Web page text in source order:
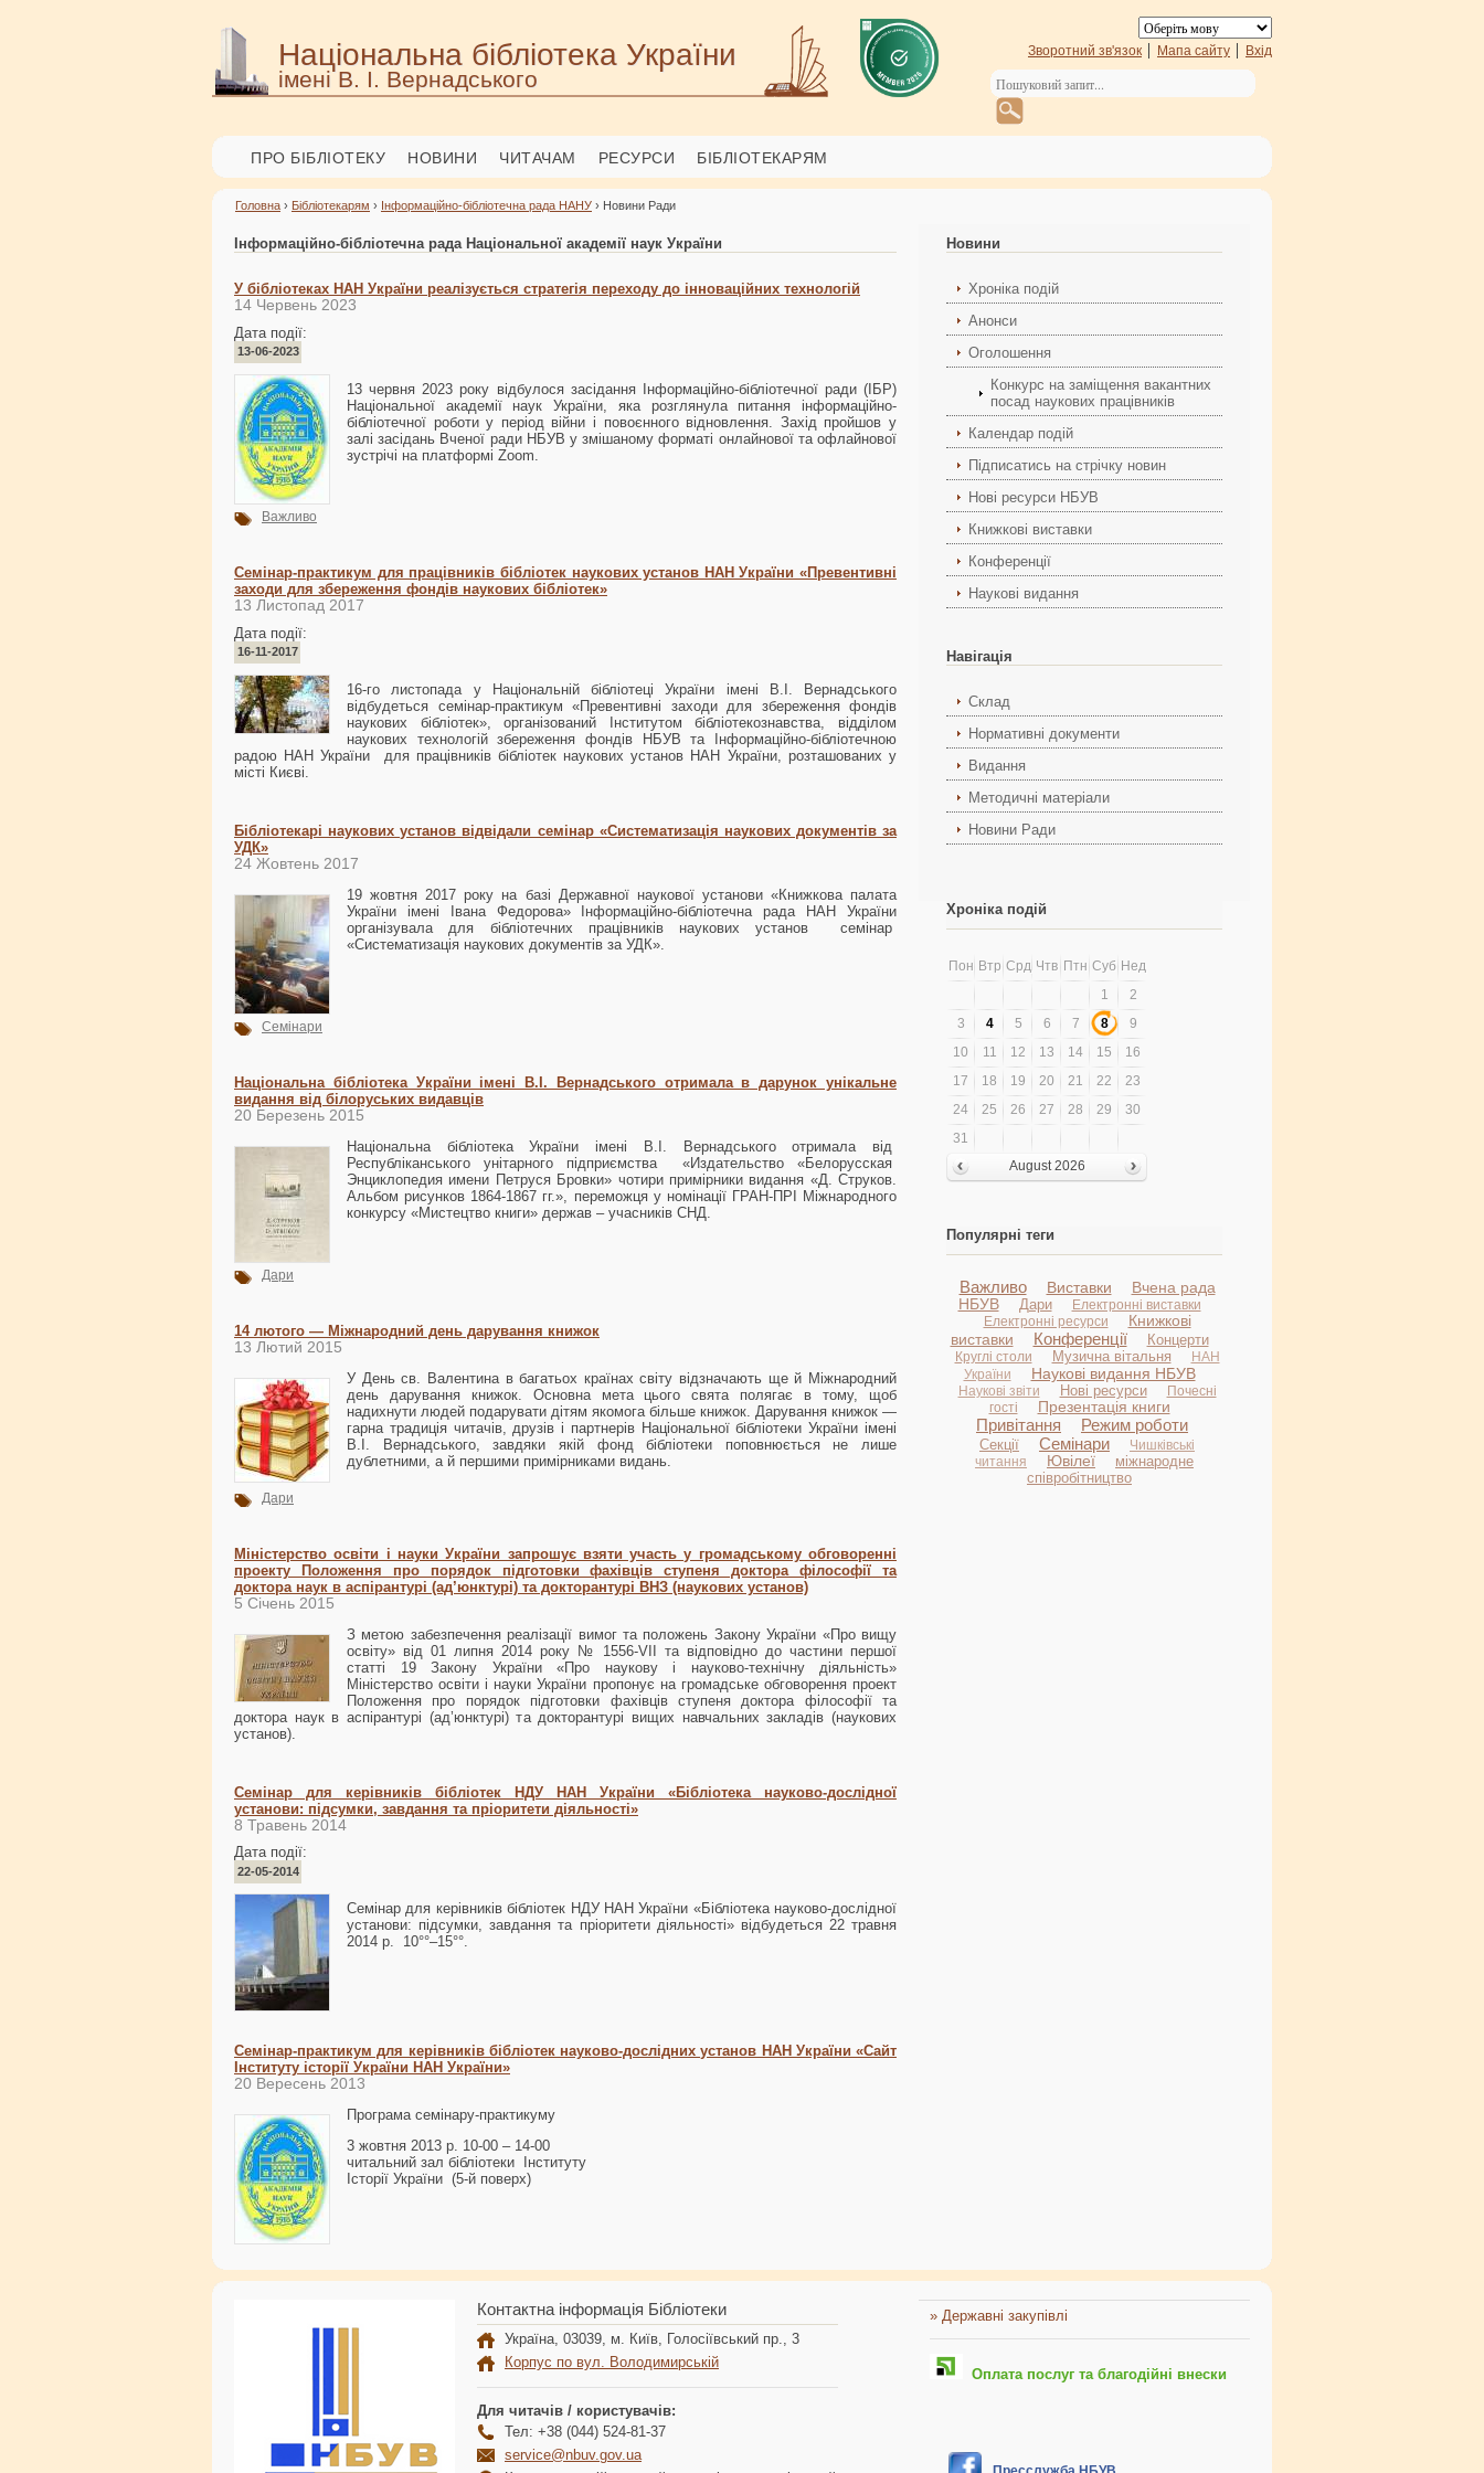
Національна бібліотека України
імені В. І. Вернадського
Зворотний зв'язок Мапа сайту Вхід
ПРО БІБЛІОТЕКУ НОВИНИ ЧИТАЧАМ РЕСУРСИ БІБЛІОТЕКАРЯМ
Головна › Бібліотекарям › Інформаційно-бібліотечна рада НАНУ › Новини Ради
Інформаційно-бібліотечна рада Національної академії наук України
У бібліотеках НАН України реалізується стратегія переходу до інноваційних технологій
14 Червень 2023
Дата події:
13-06-2023
13 червня 2023 року відбулося засідання Інформаційно-бібліотечної ради (ІБР)
Національної академії наук України, яка розглянула питання інформаційно-
бібліотечної роботи у період війни і повоєнного відновлення. Захід пройшов у
залі засідань Вченої ради НБУВ у змішаному форматі онлайнової та офлайнової
зустрічі на платформі Zoom.
Важливо
Семінар-практикум для працівників бібліотек наукових установ НАН України «Превентивні
заходи для збереження фондів наукових бібліотек»
13 Листопад 2017
Дата події:
16-11-2017
16-го листопада у Національній бібліотеці України імені В.І. Вернадського
відбудеться семінар-практикум «Превентивні заходи для збереження фондів
наукових бібліотек», організований Інститутом бібліотекознавства, відділом
наукових технологій збереження фондів НБУВ та Інформаційно-бібліотечною
радою НАН України для працівників бібліотек наукових установ НАН України, розташованих у
місті Києві.
Бібліотекарі наукових установ відвідали семінар «Систематизація наукових документів за
УДК»
24 Жовтень 2017
19 жовтня 2017 року на базі Державної наукової установи «Книжкова палата
України імені Івана Федорова» Інформаційно-бібліотечна рада НАН України
організувала для бібліотечних працівників наукових установ семінар
«Систематизація наукових документів за УДК».
Семінари
Національна бібліотека України імені В.І. Вернадського отримала в дарунок унікальне
видання від білоруських видавців
20 Березень 2015
Національна бібліотека України імені В.І. Вернадського отримала від
Республіканського унітарного підприємства «Издательство «Белорусская
Энциклопедия имени Петруся Бровки» чотири примірники видання «Д. Струков.
Альбом рисунков 1864-1867 гг.», переможця у номінації ГРАН-ПРІ Міжнародного
конкурсу «Мистецтво книги» держав – учасників СНД.
Дари
14 лютого — Міжнародний день дарування книжок
13 Лютий 2015
У День св. Валентина в багатьох країнах світу відзначають ще й Міжнародний
день дарування книжок. Основна мета цього свята полягає в тому, щоб
надихнути людей подарувати дітям якомога більше книжок. Дарування книжок —
гарна традиція читачів, друзів і партнерів Національної бібліотеки України імені
В.І. Вернадського, завдяки якій фонд бібліотеки поповнюється не лише
дублетними, а й першими примірниками видань.
Дари
Міністерство освіти і науки України запрошує взяти участь у громадському обговоренні
проекту Положення про порядок підготовки фахівців ступеня доктора філософії та
доктора наук в аспірантурі (ад’юнктурі) та докторантурі ВНЗ (наукових установ)
5 Січень 2015
З метою забезпечення реалізації вимог та положень Закону України «Про вищу
освіту» від 01 липня 2014 року № 1556-VII та відповідно до частини першої
статті 19 Закону України «Про наукову і науково-технічну діяльність»
Міністерство освіти і науки України пропонує на громадське обговорення проект
Положення про порядок підготовки фахівців ступеня доктора філософії та
доктора наук в аспірантурі (ад’юнктурі) та докторантурі вищих навчальних закладів (наукових
установ).
Семінар для керівників бібліотек НДУ НАН України «Бібліотека науково-дослідної
установи: підсумки, завдання та пріоритети діяльності»
8 Травень 2014
Дата події:
22-05-2014
Семінар для керівників бібліотек НДУ НАН України «Бібліотека науково-дослідної
установи: підсумки, завдання та пріоритети діяльності» відбудеться 22 травня
2014 р. 10°°–15°°.
Семінар-практикум для керівників бібліотек науково-дослідних установ НАН України «Сайт
Інституту історії України НАН України»
20 Вересень 2013
Програма семінару-практикуму
3 жовтня 2013 р. 10-00 – 14-00
читальний зал бібліотеки Інституту
Історії України (5-й поверх)
Новини
Хроніка подій
Анонси
Оголошення
Конкурс на заміщення вакантних
посад наукових працівників
Календар подій
Підписатись на стрічку новин
Нові ресурси НБУВ
Книжкові виставки
Конференції
Наукові видання
Навігація
Склад
Нормативні документи
Видання
Методичні матеріали
Новини Ради
Хроніка подій
Пон Втр Срд Чтв Птн Суб Нед
1
2
3
4 5 6 7 8
9
10
11 12 13 14 15
16
17
18 19 20 21 22
23
24
25 26 27 28 29
30
31
August 2026
Популярні теги
Важливо Виставки
Вчена рада
НБУВ
Дари
Електронні виставки
Електронні ресурси
Книжкові
виставки
Конференції Концерти
Круглі столи Музична вітальня
НАН
України
Наукові видання НБУВ
Наукові звіти Нові ресурси
Почесні
гості
Презентація книги
Привітання Режим роботи
Секції Семінари
Чишківські
читання
Ювілеї
міжнародне
співробітництво
Контактна інформація Бібліотеки
Україна, 03039, м. Київ, Голосіївський пр., 3
Корпус по вул. Володимирській
Для читачів / користувачів:
Тел: +38 (044) 524-81-37
service@nbuv.gov.ua
» Державні закупівлі
Оплата послуг та благодійні внески